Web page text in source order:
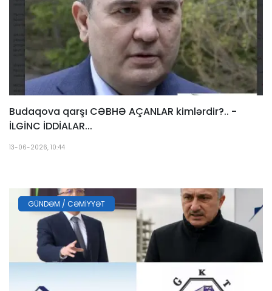
Budaqova qarşı CƏBHƏ AÇANLAR kimlərdir?.. -
İLGİNC İDDİALAR...
13-06-2026, 10:44
GÜNDƏM / CƏMIYYƏT